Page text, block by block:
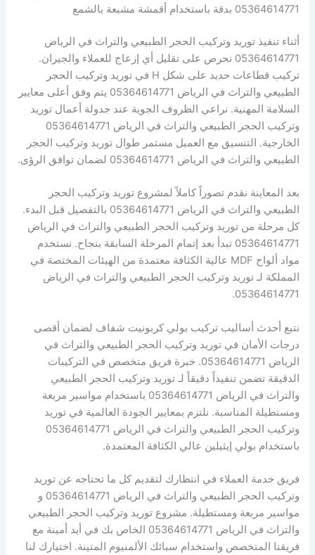
05364614771 بدقة باستخدام أقمشة مشبعة بالشمع
أثناء تنفيذ توريد وتركيب الحجر الطبيعي والتراث في الرياض
05364614771 نحرص على تقليل أي إزعاج للعملاء والجيران.
تركيب قطاعات حديد على شكل H في توريد وتركيب الحجر
الطبيعي والتراث في الرياض 05364614771 يتم وفق أعلى معايير
السلامة المهنية. نراعي الظروف الجوية عند جدولة أعمال توريد
وتركيب الحجر الطبيعي والتراث في الرياض 05364614771
الخارجية. التنسيق مع العميل مستمر طوال توريد وتركيب الحجر
الطبيعي والتراث في الرياض 05364614771 لضمان توافق الرؤى.
بعد المعاينة نقدم تصوراً كاملاً لمشروع توريد وتركيب الحجر
الطبيعي والتراث في الرياض 05364614771 بالتفصيل قبل البدء.
كل مرحلة من توريد وتركيب الحجر الطبيعي والتراث في الرياض
05364614771 تبدأ بعد إتمام المرحلة السابقة بنجاح. نستخدم
مواد ألواح MDF عالية الكثافة معتمدة من الهيئات المختصة في
المملكة لـ توريد وتركيب الحجر الطبيعي والتراث في الرياض
05364614771.
نتبع أحدث أساليب تركيب بولي كربونيت شفاف لضمان أقصى
درجات الأمان في توريد وتركيب الحجر الطبيعي والتراث في
الرياض 05364614771. خبرة فريق متخصص في التركيبات
الدقيقة تضمن تنفيذاً دقيقاً لـ توريد وتركيب الحجر الطبيعي
والتراث في الرياض 05364614771 باستخدام مواسير مربعة
ومستطيلة المناسبة. نلتزم بمعايير الجودة العالمية في توريد
وتركيب الحجر الطبيعي والتراث في الرياض 05364614771
باستخدام بولي إيثيلين عالي الكثافة المعتمدة.
فريق خدمة العملاء في انتظارك لتقديم كل ما تحتاجه عن توريد
وتركيب الحجر الطبيعي والتراث في الرياض 05364614771 و
مواسير مربعة ومستطيلة. مشروع توريد وتركيب الحجر الطبيعي
والتراث في الرياض 05364614771 الخاص بك في أيد أمينة مع
فريقنا المتخصص واستخدام سبائك الألمنيوم المتينة. اختيارك لنا